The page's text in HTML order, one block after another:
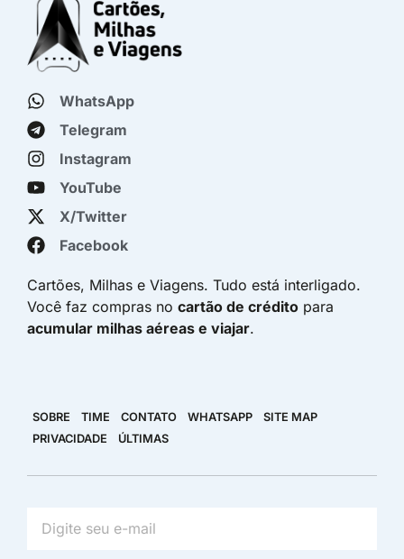
WhatsApp
Telegram
Instagram
YouTube
X/Twitter
Facebook
Cartões, Milhas e Viagens. Tudo está interligado.
Você faz compras no cartão de crédito para
acumular milhas aéreas e viajar.
SOBRE TIME CONTATO WHATSAPP
SITE MAP
PRIVACIDADE
ÚLTIMAS